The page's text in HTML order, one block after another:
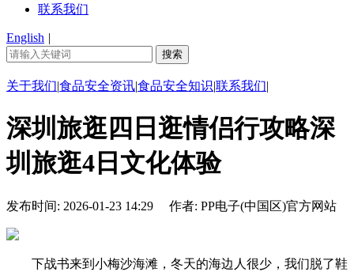
联系我们
English |
关于我们|食品安全资讯|食品安全知识|联系我们|
深圳旅逛四日逛情侣行攻略深
圳旅逛4日文化体验
发布时间: 2026-01-23 14:29 作者: PP电子(中国区)官方网站
下战书来到小梅沙海滩，冬天的海边人很少，我们脱了鞋